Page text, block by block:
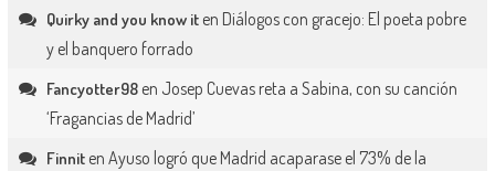
Quirky and you know iten Diálogos con gracejo: El poeta pobre
y el banquero forrado
Fancyotter98en Josep Cuevas reta a Sabina, con su canción
‘Fragancias de Madrid’
Finniten Ayuso logró que Madrid acaparase el 73% de la